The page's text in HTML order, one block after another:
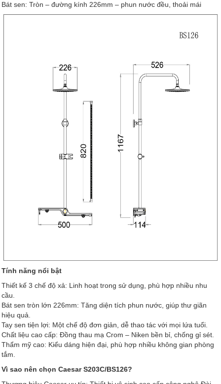
Bát sen: Tròn – đường kính 226mm – phun nước đều, thoải mái
Tính năng nổi bật
Thiết kế 3 chế độ xả: Linh hoạt trong sử dụng, phù hợp nhiều nhu
cầu.
Bát sen tròn lớn 226mm: Tăng diện tích phun nước, giúp thư giãn
hiệu quả.
Tay sen tiện lợi: Một chế độ đơn giản, dễ thao tác với mọi lứa tuổi.
Chất liệu cao cấp: Đồng thau mạ Crom – Niken bền bỉ, chống gỉ sét.
Thẩm mỹ cao: Kiểu dáng hiện đại, phù hợp nhiều không gian phòng
tắm.
Vì sao nên chọn Caesar S203C/BS126?